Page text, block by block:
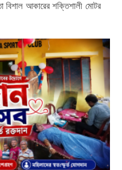
বিশাল আকারের শক্তিশালী মোটর